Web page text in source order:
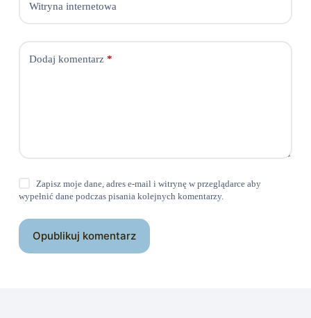
Witryna internetowa
Dodaj komentarz*
Zapisz moje dane, adres e-mail i witrynę w przeglądarce aby
wypełnić dane podczas pisania kolejnych komentarzy.
Opublikuj komentarz